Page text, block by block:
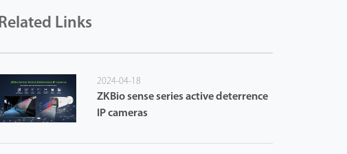
Related Links
2024-04-18
ZKBio sense series active deterrence
IP cameras